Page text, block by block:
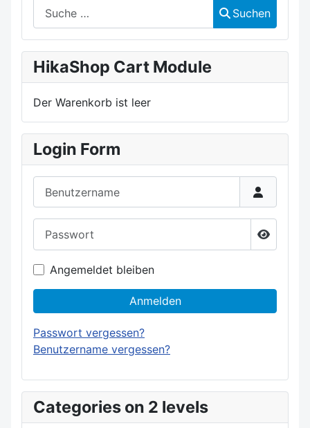
Suchen
HikaShop Cart Module
Der Warenkorb ist leer
Login Form
Angemeldet bleiben
Anmelden
Passwort vergessen?
Benutzername vergessen?
Categories on 2 levels